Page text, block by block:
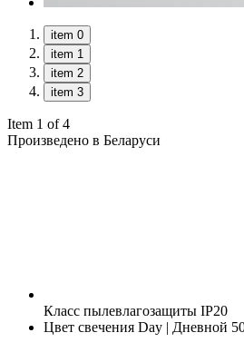
item 0
item 1
item 2
item 3
Item 1 of 4
Произведено в Беларуси
Класс пылевлагозащиты IP20
Цвет свечения Day | Дневной